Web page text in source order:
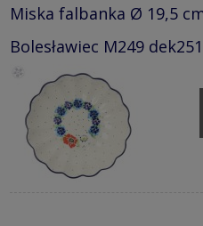
Miska falbanka Ø 19,5
Bolesławiec M249